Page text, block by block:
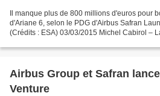
Il manque plus de 800 millions d'euros pour
d'Ariane 6, selon le PDG d'Airbus Safran
(Crédits : ESA) 03/03/2015 Michel Cabirol –
Airbus Group et Safran
Venture